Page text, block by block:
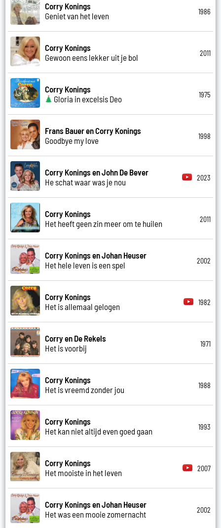
Corry Konings
Geniet van het leven
1986
Corry Konings
Gewoon eens lekker uit je bol
2011
Corry Konings
Gloria in excelsis Deo
1975
Frans Bauer en Corry Konings
Goodbye my love
1998
Corry Konings en John De Bever
He schat waar was je nou
2023
Corry Konings
Het heeft geen zin meer om te huilen
2011
Corry Konings en Johan Heuser
Het hele leven is een spel
2002
Corry Konings
Het is allemaal gelogen
1982
Corry en De Rekels
Het is voorbij
1971
Corry Konings
Het is vreemd zonder jou
1988
Corry Konings
Het kan niet altijd even goed gaan
1993
Corry Konings
Het mooiste in het leven
2007
Corry Konings en Johan Heuser
Het was een mooie zomernacht
2002